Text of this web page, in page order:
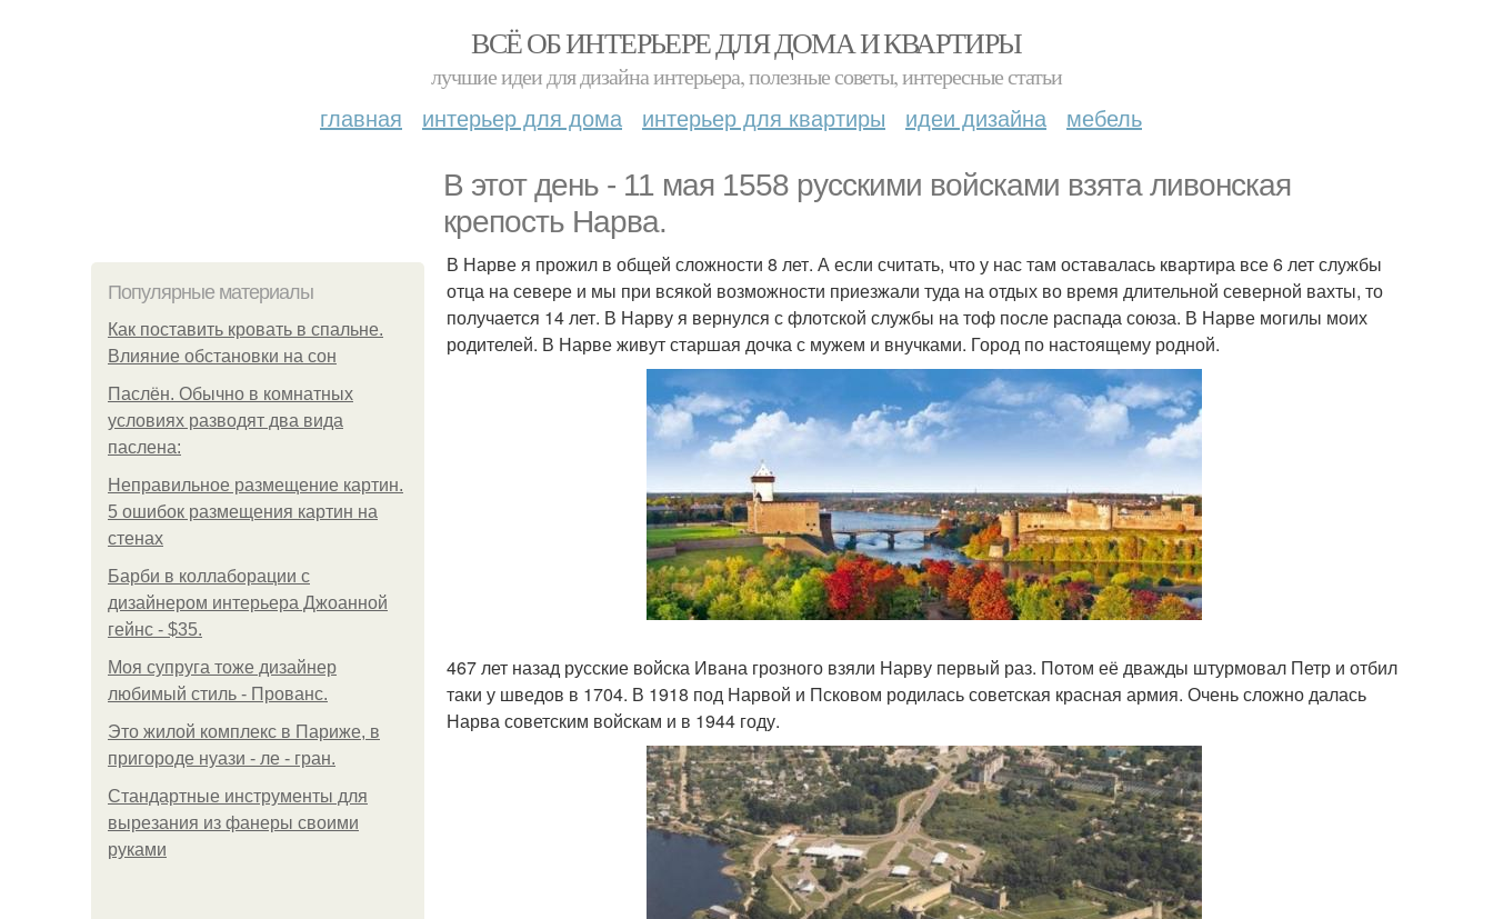
ВСЁ ОБ ИНТЕРЬЕРЕ ДЛЯ ДОМА И КВАРТИРЫ
лучшие идеи для дизайна интерьера, полезные советы, интересные статьи
главная интерьер для дома интерьер для квартиры идеи дизайна мебель
В этот день - 11 мая 1558 русскими войсками взята ливонская
крепость Нарва.
Популярные материалы
Как поставить кровать в спальне.
Влияние обстановки на сон
Паслён. Обычно в комнатных
условиях разводят два вида
паслена:
Неправильное размещение картин.
5 ошибок размещения картин на
стенах
Барби в коллаборации с
дизайнером интерьера Джоанной
гейнс - $35.
Моя супруга тоже дизайнер
любимый стиль - Прованс.
Это жилой комплекс в Париже, в
пригороде нуази - ле - гран.
Стандартные инструменты для
вырезания из фанеры своими
руками
В Нарве я прожил в общей сложности 8 лет. А если считать, что у нас там оставалась квартира все 6 лет службы
отца на севере и мы при всякой возможности приезжали туда на отдых во время длительной северной вахты, то
получается 14 лет. В Нарву я вернулся с флотской службы на тоф после распада союза. В Нарве могилы моих
родителей. В Нарве живут старшая дочка с мужем и внучками. Город по настоящему родной.
467 лет назад русские войска Ивана грозного взяли Нарву первый раз. Потом её дважды штурмовал Петр и отбил
таки у шведов в 1704. В 1918 под Нарвой и Псковом родилась советская красная армия. Очень сложно далась
Нарва советским войскам и в 1944 году.